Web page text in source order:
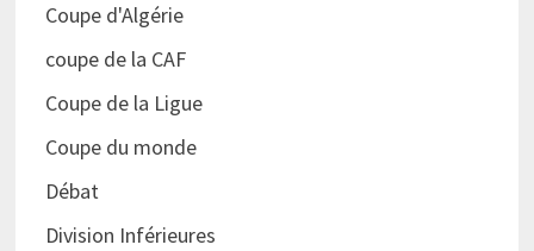
Coupe d'Algérie
coupe de la CAF
Coupe de la Ligue
Coupe du monde
Débat
Division Inférieures